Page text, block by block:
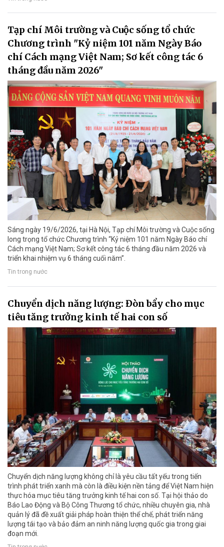
Tạp chí Môi trường và Cuộc sống tổ chức
Chương trình "Kỷ niệm 101 năm Ngày Báo
chí Cách mạng Việt Nam; Sơ kết công tác 6
tháng đầu năm 2026"
Sáng ngày 19/6/2026, tại Hà Nội, Tạp chí Môi trường và Cuộc sống
long trọng tổ chức Chương trình “Kỷ niệm 101 năm Ngày Báo chí
Cách mạng Việt Nam; Sơ kết công tác 6 tháng đầu năm 2026 và
triển khai nhiệm vụ 6 tháng cuối năm”.
Tin trong nước
Chuyển dịch năng lượng: Đòn bẩy cho mục
tiêu tăng trưởng kinh tế hai con số
Chuyển dịch năng lượng không chỉ là yêu cầu tất yếu trong tiến
trình phát triển xanh mà còn là điều kiện nền tảng để Việt Nam hiện
thực hóa mục tiêu tăng trưởng kinh tế hai con số. Tại hội thảo do
Báo Lao Động và Bộ Công Thương tổ chức, nhiều chuyên gia, nhà
quản lý đã đề xuất giải pháp hoàn thiện thể chế, phát triển năng
lượng tái tạo và bảo đảm an ninh năng lượng quốc gia trong giai
đoạn mới.